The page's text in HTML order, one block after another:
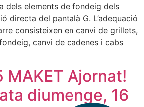
dels elements de fondeig dels
directa del pantalà G. L’adequació
consisteixen en canvi de grillets,
canvi de cadenes i cabs
MAKET Ajornat!
diumenge, 16